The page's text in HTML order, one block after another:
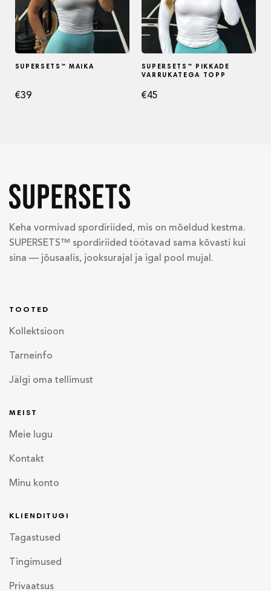
SUPERSETS™ MAIKA
€39
SUPERSETS™ PIKKADE
VARRUKATEGA TOPP
€45
Keha vormivad spordiriided, mis on mõeldud kestma.
SUPERSETS™ spordiriided töötavad sama kõvasti kui
sina — jõusaalis, jooksurajal ja igal pool mujal.
TOOTED
Kollektsioon
Tarneinfo
Jälgi oma tellimust
MEIST
Meie lugu
Kontakt
Minu konto
KLIENDITUGI
Tagastused
Tingimused
Privaatsus